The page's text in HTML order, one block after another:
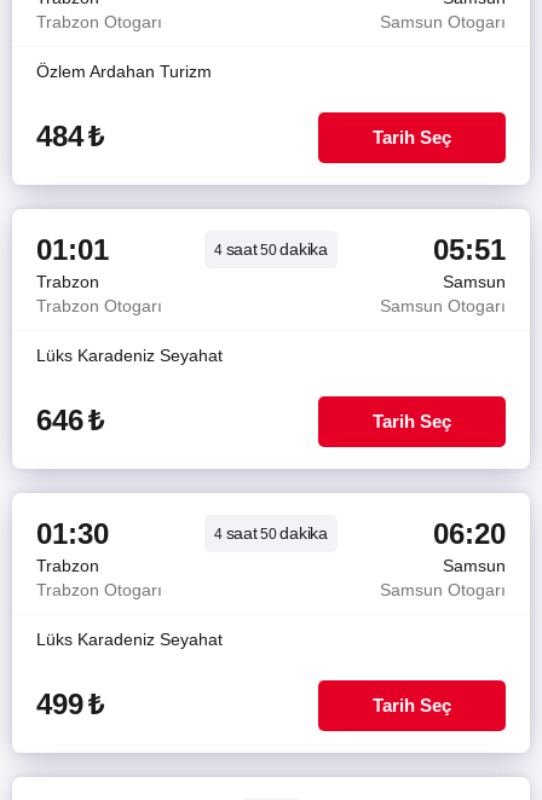
Trabzon Otogarı
Samsun Otogarı
Özlem Ardahan Turizm
484₺ Tarih Seç
01:01 4 saat50dakika 05:51
Trabzon
Samsun
Trabzon Otogarı
Samsun Otogarı
Lüks Karadeniz Seyahat
646₺ Tarih Seç
01:30 4 saat50dakika 06:20
Trabzon
Samsun
Trabzon Otogarı
Samsun Otogarı
Lüks Karadeniz Seyahat
499₺ Tarih Seç